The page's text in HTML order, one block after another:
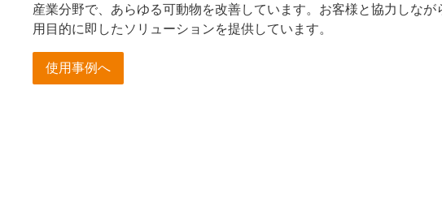
産業分野で、あらゆる可動物を改善しています。お客様と協力しなが
用目的に即したソリューションを提供しています。
使用事例へ